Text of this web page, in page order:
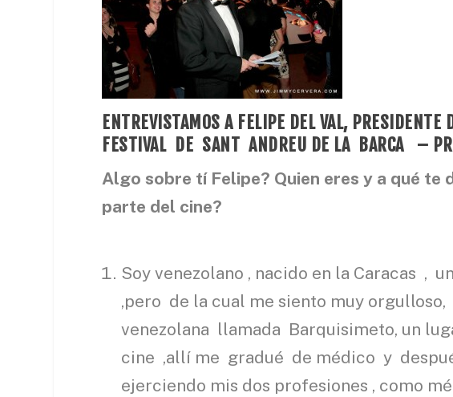
ENTREVISTAMOS A FELIPE DEL VAL, PRESIDENTE
FESTIVAL DE SANT ANDREU DE LA BARCA –
Algo sobre tí Felipe? Quien eres y a qué te
parte del cine?
Soy venezolano , nacido en la Caracas ,
,pero de la cual me siento muy
venezolana llamada Barquisimeto, un
cine ,allí me gradué de médico y
ejerciendo mis dos profesiones , como